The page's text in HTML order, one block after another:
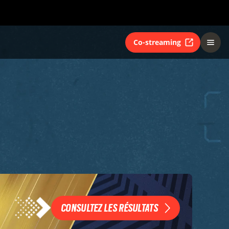
Co-streaming
CONSULTEZ LES RÉSULTATS